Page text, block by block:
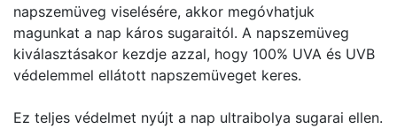
napszemüveg viselésére, akkor megóvhatjuk
magunkat a nap káros sugaraitól. A napszemüveg
kiválasztásakor kezdje azzal, hogy 100% UVA és UVB
védelemmel ellátott napszemüveget keres.
Ez teljes védelmet nyújt a nap ultraibolya sugarai ellen.